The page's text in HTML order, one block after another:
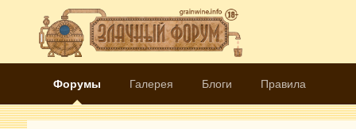
Форумы Галерея Блоги Правила